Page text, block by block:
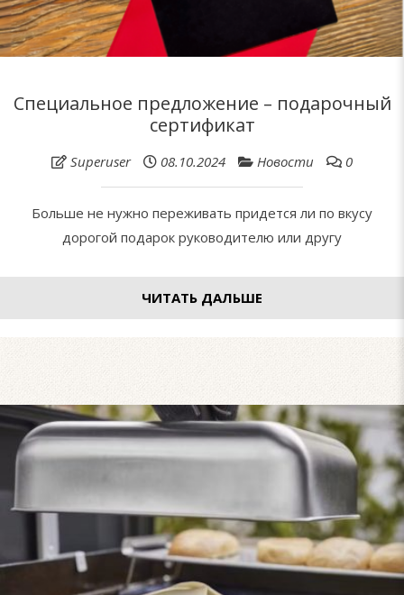
Специальное предложение – подарочный
сертификат
Superuser 08.10.2024 Новости 0
Больше не нужно переживать придется ли по вкусу
дорогой подарок руководителю или другу
ЧИТАТЬ ДАЛЬШЕ